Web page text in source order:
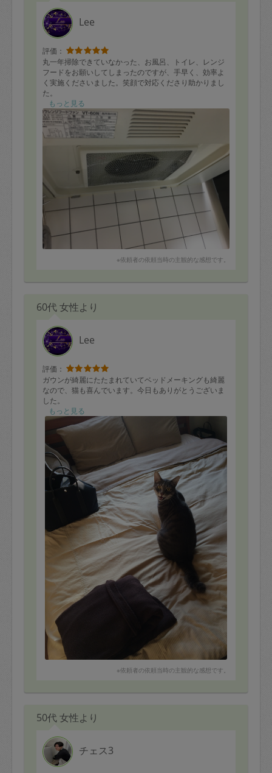
Lee
評価：
丸一年掃除できていなかった、お風呂、トイレ、レンジ
フードをお願いしてしまったのですが、手早く、効率よ
く実施くださいました。笑顔で対応くださり助かりまし
た。
初の利用で勝手わからず、ドメストとカビキラーは用意
したのですが、レンジフードには油汚れマジックリンが
あるとよいとのこと。マジックリンできれいにしていた
だいたレンジフードの写真です。事務局の方、よければ
プロフィール側の更新のフォローをお願いいたします。
もっと見る
※依頼者の依頼当時の主観的な感想です。
60代 女性より
Lee
評価：
ガウンが綺麗にたたまれていてベッドメーキングも綺麗
なので、猫も喜んでいます。今日もありがとうございま
した。
もっと見る
※依頼者の依頼当時の主観的な感想です。
50代 女性より
チェス3